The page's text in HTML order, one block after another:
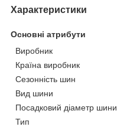
Характеристики
Основні атрибути
Виробник
Країна виробник
Сезонність шин
Вид шини
Посадковий діаметр шини
Тип